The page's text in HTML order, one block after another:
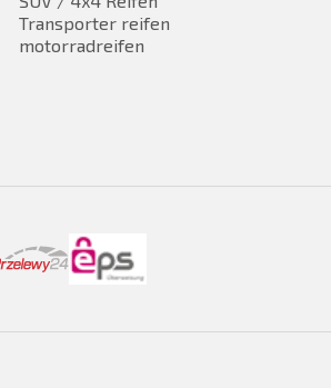
Transporter reifen
motorradreifen